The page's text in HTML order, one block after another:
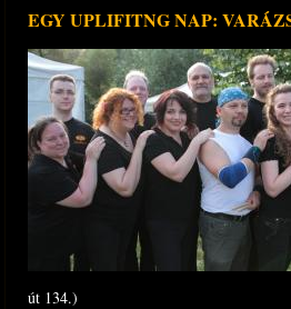
EGY UPLIFITNG NAP:
út 134.)